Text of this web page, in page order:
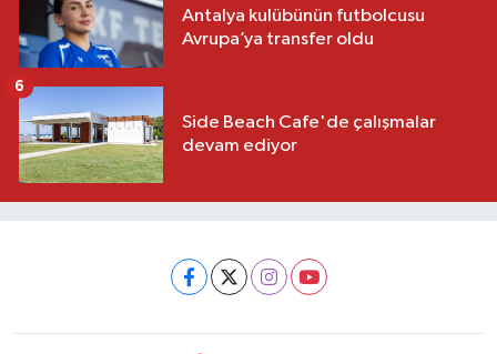
Antalya kulübünün futbolcusu
Avrupa’ya transfer oldu
Side Beach Cafe'de çalışmalar
devam ediyor
6